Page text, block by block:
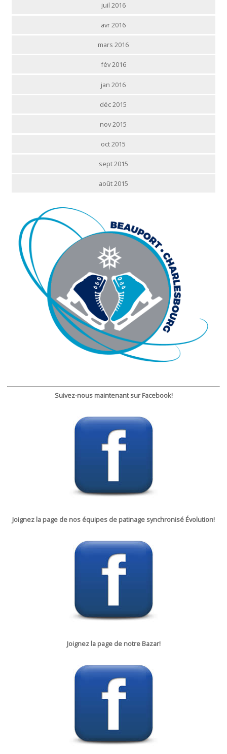
juil 2016
avr 2016
mars 2016
fév 2016
jan 2016
déc 2015
nov 2015
oct 2015
sept 2015
août 2015
Suivez-nous maintenant sur Facebook!
Joignez la page de nos équipes de patinage synchronisé Évolution!
Joignez la page de notre Bazar!